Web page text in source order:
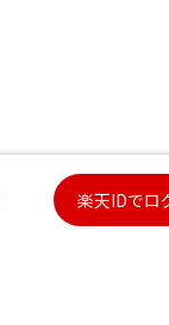
楽天IDでロ